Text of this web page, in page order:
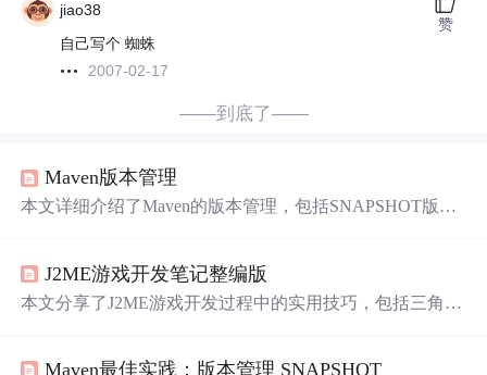
jiao38
自己写个 蜘蛛
2007-02-17
赞
——到底了——
Maven版本管理
本文详细介绍了Maven的版本管理，包括SNAPSHOT版本
及如何使用maven-release-plugin自动化版本发布。
讨了Maven的版本规则和分支实战，强调了版本管理在项
J2ME游戏开发笔记整编版
本文分享了J2ME游戏开发过程中的实用技巧，包括三角函
配经验和注意事项。
Maven最佳实践：版本管理 SNAPSHOT